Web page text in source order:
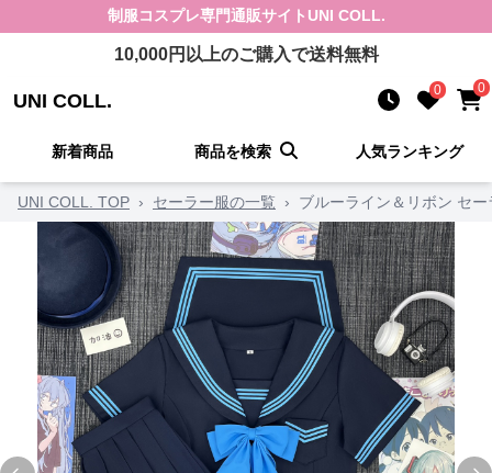
制服コスプレ専門通販サイト UNI COLL.
10,000円以上のご購入で送料無料
UNI COLL. 0 0
新着商品 商品を検索 人気ランキング
UNI COLL. TOP › セーラー服の一覧 › ブルーライン＆リボン セ